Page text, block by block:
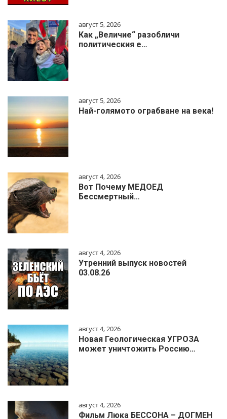
август 5, 2026
Как „Величие“ разобличи
политическия е…
август 5, 2026
Най-голямото ограбване на века!
август 4, 2026
Вот Почему МЕДОЕД
Бессмертный…
август 4, 2026
Утренний выпуск новостей
03.08.26
август 4, 2026
Новая Геологическая УГРОЗА
может уничтожить Россию…
август 4, 2026
Фильм Люка БЕССОНА – ДОГМЕН